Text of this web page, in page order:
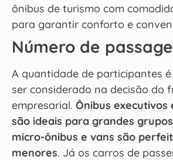
ônibus de turismo com
para garantir conforto e
Número de
A quantidade de participantes
ser considerado na decisão do
empresarial. Ônibus executivos
são ideais para grandes grupos
micro-ônibus e vans são
menores. Já os carros de